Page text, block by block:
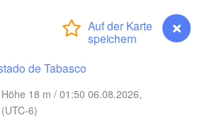
de Tabasco
18 m / 01:50 06.08.2026,
6)